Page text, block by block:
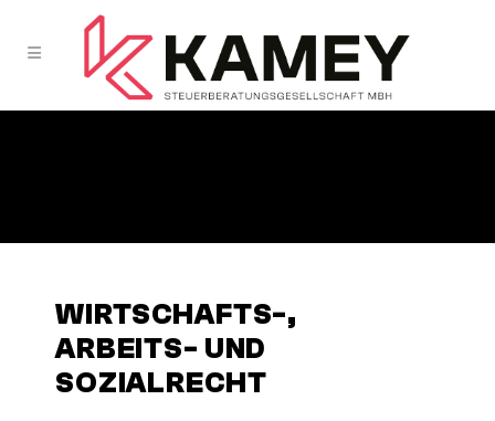
WIRTSCHAFTS-,
ARBEITS- UND
SOZIALRECHT